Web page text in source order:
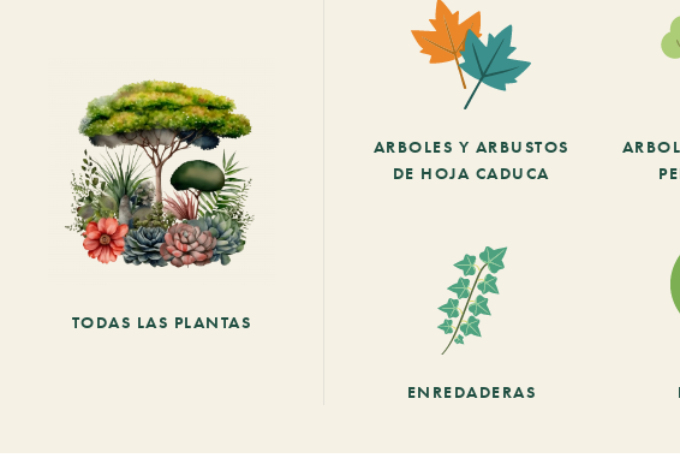
TODAS LAS PLANTAS
ARBOLES Y ARBUSTOS
DE HOJA CADUCA
ENREDADERAS